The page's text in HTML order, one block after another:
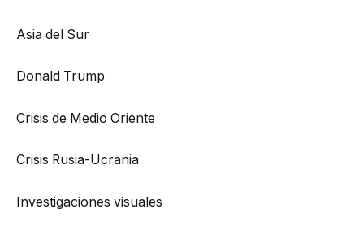
Asia del Sur
Donald Trump
Crisis de Medio Oriente
Crisis Rusia-Ucrania
Investigaciones visuales